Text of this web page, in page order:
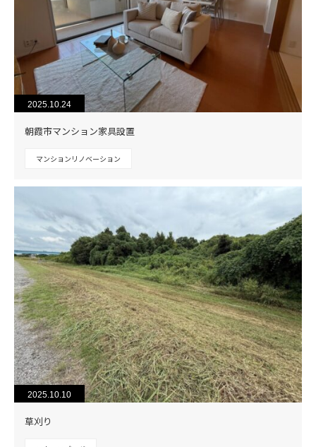
2025.10.24
朝霞市マンション家具設置
マンションリノベーション
2025.10.10
草刈り